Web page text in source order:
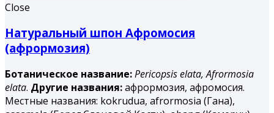
Close
Натуральный шпон Афромосия
(афрормозия)
Ботаническое название:Pericopsis elata,Afrormosia
elata. Другие названия:афрормозия, афромосия.
Местные названия: kokrudua, afrormosia (Гана),